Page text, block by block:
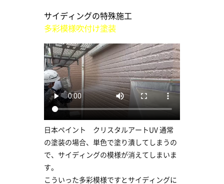
サイディングの特殊施工
多彩模様吹付け塗装
日本ペイント クリスタルアートUV 通常
の塗装の場合、単色で塗り潰してしまうの
で、サイディングの模様が消えてしまいま
す。
こういった多彩模様ですとサイディングに